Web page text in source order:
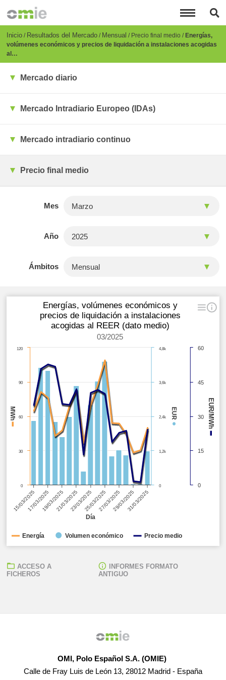
principal
Breadcrumb
Inicio Resultados del Mercado Mensual Precio final medio Energías,
volúmenes económicos y precios de liquidación a instalaciones acogidas
al…
Mercado diario
Mercado Intradiario Europeo (IDAs)
Mercado intradiario continuo
Precio final medio
Mes
Año
Ámbitos
EUR/MWh
Día
MWh EUR
●
Energías, volúmenes económicos y
precios de liquidación a instalaciones
acogidas al REER (dato medio)
03/2025
0
15
30
45
60
15/03/202517/03/202519/03/202521/03/202523/03/202525/03/202527/03/202529/03/202531/03/2025
0
30
60
90
120
0
1,2k
2,4k
3,6k
4,8k
Energía Volumen económico Precio medio
ACCESO A
FICHEROS
INFORMES FORMATO
ANTIGUO
OMI, Polo Español S.A. (OMIE)
Calle de Fray Luis de León 13, 28012 Madrid - España